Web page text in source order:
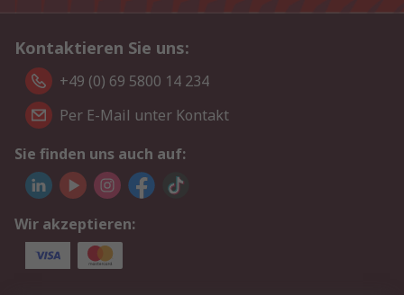
Kontaktieren Sie uns:
+49 (0) 69 5800 14 234
Per E-Mail unter Kontakt
Sie finden uns auch auf:
Wir akzeptieren: